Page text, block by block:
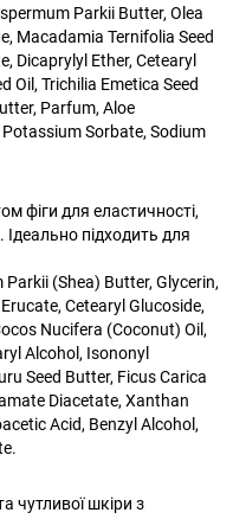
Parkii Butter, Olea
Macadamia Ternifolia Seed
Dicaprylyl Ether, Cetearyl
Oil, Trichilia Emetica Seed
Parfum, Aloe
Sorbate, Sodium
фіги для еластичності,
підходить для
(Shea) Butter, Glycerin,
Cetearyl Glucoside,
Nucifera (Coconut) Oil,
Alcohol, Isononyl
Seed Butter, Ficus Carica
Diacetate, Xanthan
Acid, Benzyl Alcohol,
чутливої шкіри з